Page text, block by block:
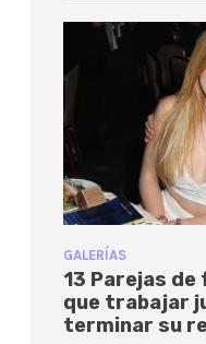
GALERÍAS
13 Parejas
que trabajar
terminar su